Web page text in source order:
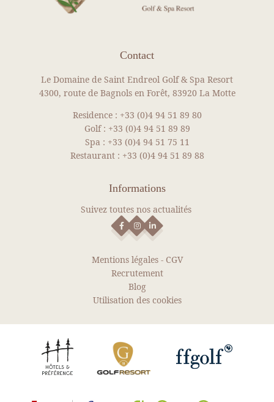
Contact
Le Domaine de Saint Endreol Golf & Spa Resort
4300, route de Bagnols en Forêt, 83920 La Motte
Residence : +33 (0)4 94 51 89 80
Golf : +33 (0)4 94 51 89 89
Spa : +33 (0)4 94 51 75 11
Restaurant : +33 (0)4 94 51 89 88
Informations
Suivez toutes nos actualités
Mentions légales- CGV
Recrutement
Blog
Utilisation des cookies